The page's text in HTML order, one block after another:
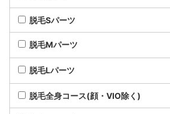
脱毛Sパーツ
脱毛Mパーツ
脱毛Lパーツ
脱毛全身コース(顔・VIO除く)